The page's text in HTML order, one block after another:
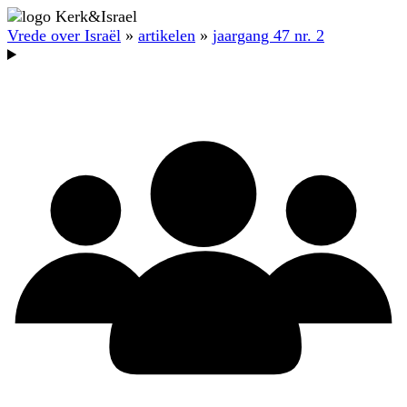
Vrede over Israël » artikelen » jaargang 47 nr. 2